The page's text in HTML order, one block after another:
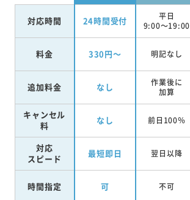
対応時間 24時間受付
平日
9:00～19:00
料金 330円～ 明記なし
追加料金 なし
作業後に
加算
キャンセル
料
なし 前日100％
対応
スピード
最短即日 翌日以降
時間指定 可 不可